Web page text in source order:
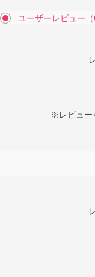
ユーザーレビュー
※レビュー